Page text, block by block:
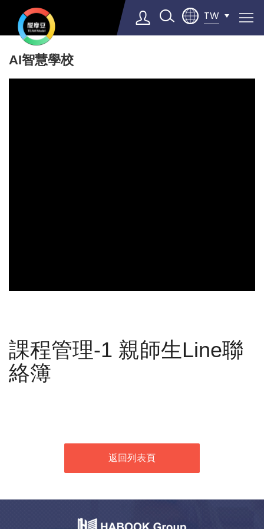
TW
AI智慧學校
課程管理-1 親師生Line聯
絡簿
返回列表頁